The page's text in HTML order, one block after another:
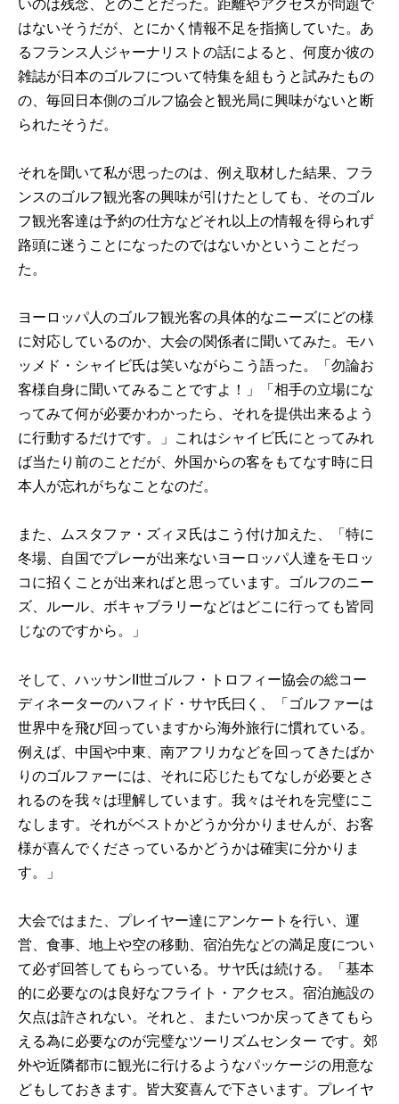
いのは残念、とのことだった。距離やアクセスが問題で
はないそうだが、とにかく情報不足を指摘していた。あ
るフランス人ジャーナリストの話によると、何度か彼の
雑誌が日本のゴルフについて特集を組もうと試みたもの
の、毎回日本側のゴルフ協会と観光局に興味がないと断
られたそうだ。
それを聞いて私が思ったのは、例え取材した結果、フラ
ンスのゴルフ観光客の興味が引けたとしても、そのゴル
フ観光客達は予約の仕方などそれ以上の情報を得られず
路頭に迷うことになったのではないかということだっ
た。
ヨーロッパ人のゴルフ観光客の具体的なニーズにどの様
に対応しているのか、大会の関係者に聞いてみた。モハ
ッメド・シャイビ氏は笑いながらこう語った。「勿論お
客様自身に聞いてみることですよ！」「相手の立場にな
ってみて何が必要かわかったら、それを提供出来るよう
に行動するだけです。」これはシャイビ氏にとってみれ
ば当たり前のことだが、外国からの客をもてなす時に日
本人が忘れがちなことなのだ。
また、ムスタファ・ズィヌ氏はこう付け加えた、「特に
冬場、自国でプレーが出来ないヨーロッパ人達をモロッ
コに招くことが出来ればと思っています。ゴルフのニー
ズ、ルール、ボキャブラリーなどはどこに行っても皆同
じなのですから。」
そして、ハッサンII世ゴルフ・トロフィー協会の総コー
ディネーターのハフィド・サヤ氏曰く、「ゴルファーは
世界中を飛び回っていますから海外旅行に慣れている。
例えば、中国や中東、南アフリカなどを回ってきたばか
りのゴルファーには、それに応じたもてなしが必要とさ
れるのを我々は理解しています。我々はそれを完璧にこ
なします。それがベストかどうか分かりませんが、お客
様が喜んでくださっているかどうかは確実に分かりま
す。」
大会ではまた、プレイヤー達にアンケートを行い、運
営、食事、地上や空の移動、宿泊先などの満足度につい
て必ず回答してもらっている。サヤ氏は続ける。「基本
的に必要なのは良好なフライト・アクセス。宿泊施設の
欠点は許されない。それと、またいつか戻ってきてもら
える為に必要なのが完璧なツーリズムセンター です。郊
外や近隣都市に観光に行けるようなパッケージの用意な
どもしておきます。皆大変喜んで下さいます。プレイヤ